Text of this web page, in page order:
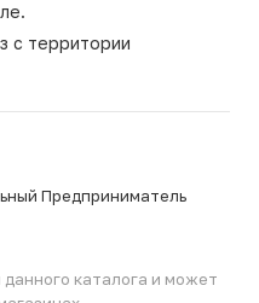
с территории
Предприниматель
каталога и может